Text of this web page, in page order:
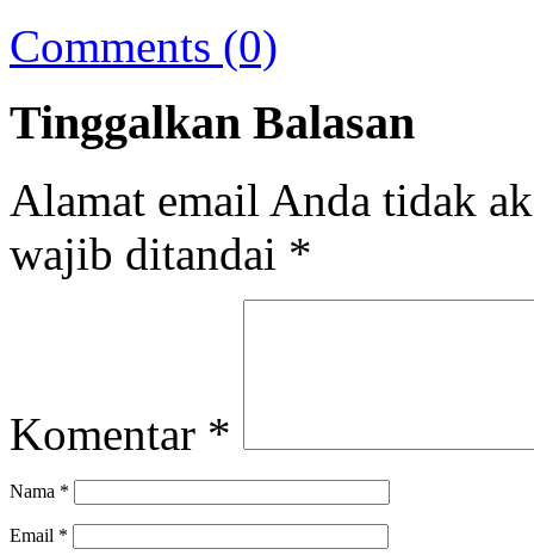
Comments (0)
Tinggalkan Balasan
Alamat email Anda tidak
wajib ditandai *
Komentar *
Nama *
Email *